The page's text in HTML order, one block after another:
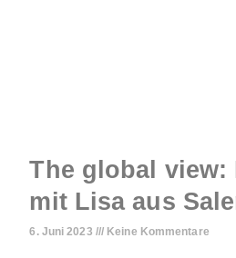
The global view:
mit Lisa aus
6. Juni 2023 Keine Kommentare